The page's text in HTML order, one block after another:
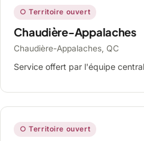
○ Territoire ouvert
Chaudière-Appalaches
Chaudière-Appalaches, QC
Service offert par l'équipe
○ Territoire ouvert